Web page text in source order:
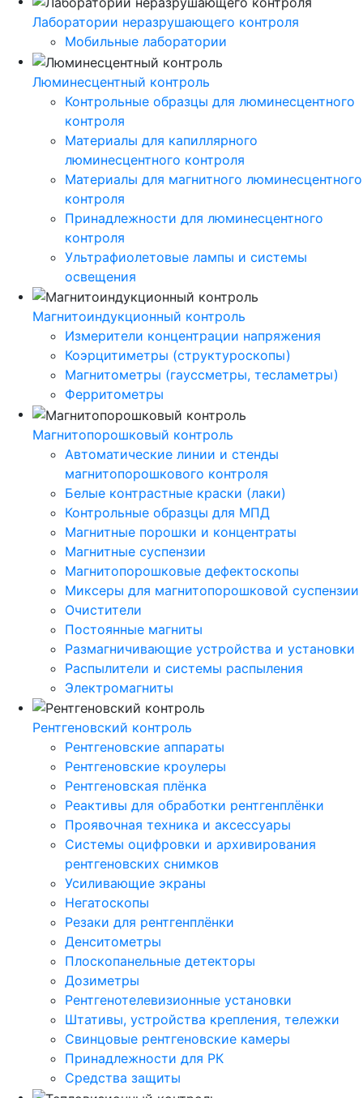
Лаборатории неразрушающего контроля
Мобильные лаборатории
Люминесцентный контроль
Контрольные образцы для люминесцентного
контроля
Материалы для капиллярного
люминесцентного контроля
Материалы для магнитного люминесцентного
контроля
Принадлежности для люминесцентного
контроля
Ультрафиолетовые лампы и системы
освещения
Магнитоиндукционный контроль
Измерители концентрации напряжения
Коэрцитиметры (структуроскопы)
Магнитометры (гауссметры, тесламетры)
Ферритометры
Магнитопорошковый контроль
Автоматические линии и стенды
магнитопорошкового контроля
Белые контрастные краски (лаки)
Контрольные образцы для МПД
Магнитные порошки и концентраты
Магнитные суспензии
Магнитопорошковые дефектоскопы
Миксеры для магнитопорошковой суспензии
Очистители
Постоянные магниты
Размагничивающие устройства и установки
Распылители и системы распыления
Электромагниты
Рентгеновский контроль
Рентгеновские аппараты
Рентгеновские кроулеры
Рентгеновская плёнка
Реактивы для обработки рентгенплёнки
Проявочная техника и аксессуары
Системы оцифровки и архивирования
рентгеновских снимков
Усиливающие экраны
Негатоскопы
Резаки для рентгенплёнки
Денситометры
Плоскопанельные детекторы
Дозиметры
Рентгенотелевизионные установки
Штативы, устройства крепления, тележки
Свинцовые рентгеновские камеры
Принадлежности для РК
Средства защиты